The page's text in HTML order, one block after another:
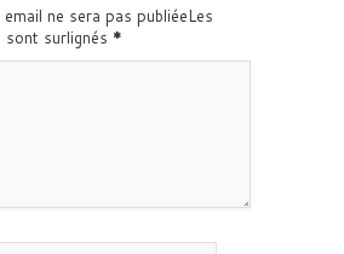
ne sera pas publiéeLes
sont surlignés *